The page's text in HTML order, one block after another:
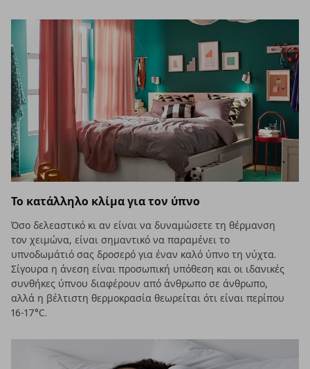
Το κατάλληλο κλίμα για τον ύπνο
Όσο δελεαστικό κι αν είναι να δυναμώσετε τη θέρμανση
τον χειμώνα, είναι σημαντικό να παραμένει το
υπνοδωμάτιό σας δροσερό για έναν καλό ύπνο τη νύχτα.
Σίγουρα η άνεση είναι προσωπική υπόθεση και οι ιδανικές
συνθήκες ύπνου διαφέρουν από άνθρωπο σε άνθρωπο,
αλλά η βέλτιστη θερμοκρασία θεωρείται ότι είναι περίπου
16-17°C.